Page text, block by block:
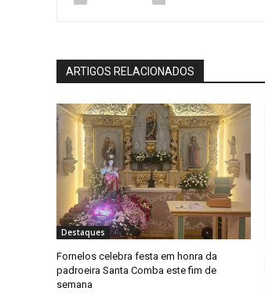
ARTIGOS RELACIONADOS
Destaques
Fornelos celebra festa em honra da
padroeira Santa Comba este fim de
semana